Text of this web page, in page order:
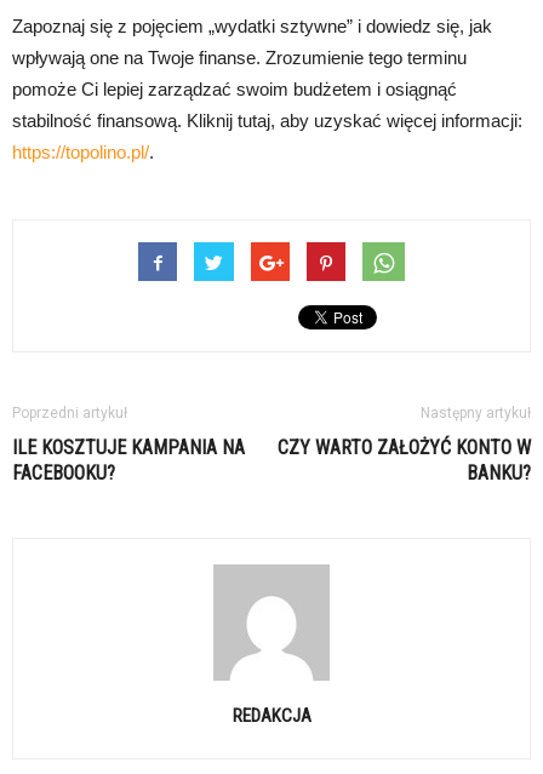
Zapoznaj się z pojęciem „wydatki sztywne” i dowiedz się, jak
wpływają one na Twoje finanse. Zrozumienie tego terminu
pomoże Ci lepiej zarządzać swoim budżetem i osiągnąć
stabilność finansową. Kliknij tutaj, aby uzyskać więcej informacji:
https://topolino.pl/.
Poprzedni artykuł
ILE KOSZTUJE KAMPANIA NA
FACEBOOKU?
Następny artykuł
CZY WARTO ZAŁOŻYĆ KONTO W
BANKU?
REDAKCJA